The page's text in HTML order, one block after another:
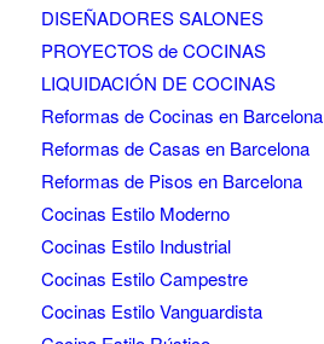
DISEÑADORES SALONES
PROYECTOS de COCINAS
LIQUIDACIÓN DE COCINAS
Reformas de Cocinas en Barcelona
Reformas de Casas en Barcelona
Reformas de Pisos en Barcelona
Cocinas Estilo Moderno
Cocinas Estilo Industrial
Cocinas Estilo Campestre
Cocinas Estilo Vanguardista